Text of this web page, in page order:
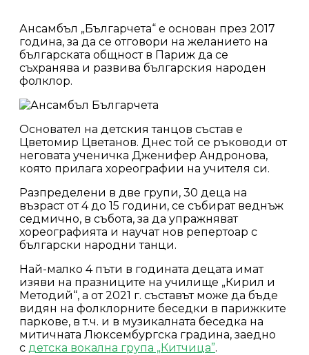
Ансамбъл „Българчета“ е основан през 2017
година, за да се отговори на желанието на
българската общност в Париж да се
съхранява и развива българския народен
фолклор.
Основател на детския танцов състав е
Цветомир Цветанов. Днес той се ръководи от
неговата ученичка Дженифер Андронова,
която прилага хореографии на учителя си.
Разпределени в две групи, 30 деца на
възраст от 4 до 15 години, се събират веднъж
седмично, в събота, за да упражняват
хореографията и научат нов репертоар с
български народни танци.
Най-малко 4 пъти в годината децата имат
изяви на празниците на училище „Кирил и
Методий“, а от 2021 г. съставът може да бъде
видян на фолклорните беседки в парижките
паркове, в т.ч. и в музикалната беседка на
митичната Люксембургска градина, заедно
с детска вокална група „Китчица”.